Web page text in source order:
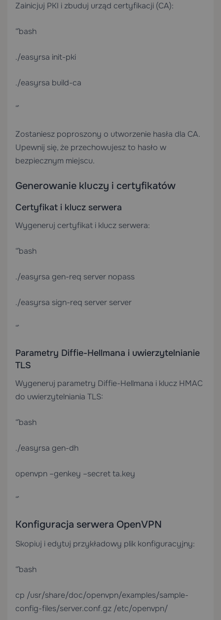
Zainicjuj PKI i zbuduj urząd certyfikacji (CA):
“`bash
./easyrsa init-pki
./easyrsa build-ca
“`
Zostaniesz poproszony o utworzenie hasła dla CA.
Upewnij się, że przechowujesz to hasło w
bezpiecznym miejscu.
Generowanie kluczy i certyfikatów
Certyfikat i klucz serwera
Wygeneruj certyfikat i klucz serwera:
“`bash
./easyrsa gen-req server nopass
./easyrsa sign-req server server
“`
Parametry Diffie-Hellmana i uwierzytelnianie
TLS
Wygeneruj parametry Diffie-Hellmana i klucz HMAC
do uwierzytelniania TLS:
“`bash
./easyrsa gen-dh
openvpn –genkey –secret ta.key
“`
Konfiguracja serwera OpenVPN
Skopiuj i edytuj przykładowy plik konfiguracyjny:
“`bash
cp /usr/share/doc/openvpn/examples/sample-
config-files/server.conf.gz /etc/openvpn/